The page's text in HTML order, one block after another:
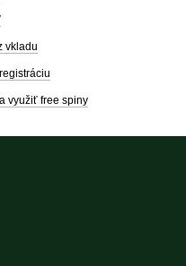
vkladu
využiť free spiny